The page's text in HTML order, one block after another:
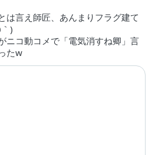
は言え師匠、あんまりフラグ建て
)
ニコ動コメで「電気消すね卿」言
たw